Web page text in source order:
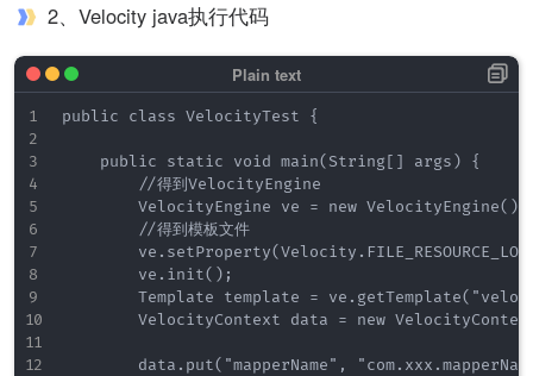
2、Velocity java执行代码
public class VelocityTest {
    public static void main(String[] args) {
        //得到VelocityEngine
        VelocityEngine ve = new VelocityEngine();
        //得到模板文件
        ve.init();
Template template =
VelocityContext data = new
data.put("mapperName",